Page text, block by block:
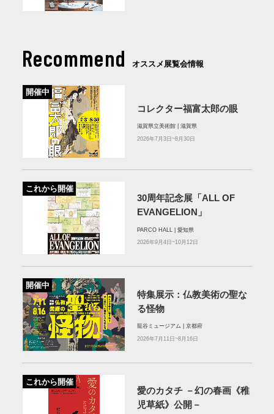
Recommend オススメ展覧会情報
開催中
コレクター福富太郎の眼
滋賀県立美術館 | 滋賀県
2026年7月3日~8月30日
これから開催
30周年記念展「ALL OF
EVANGELION」
PARCO HALL | 愛知県
2026年9月4日~10月12日
開催中
特集展示：仏教美術の聖な
る怪物
龍谷ミュージアム | 京都府
2026年7月11日~8月16日
これから開催
愛のカタチ －幻の春画《稚
児草紙》公開－